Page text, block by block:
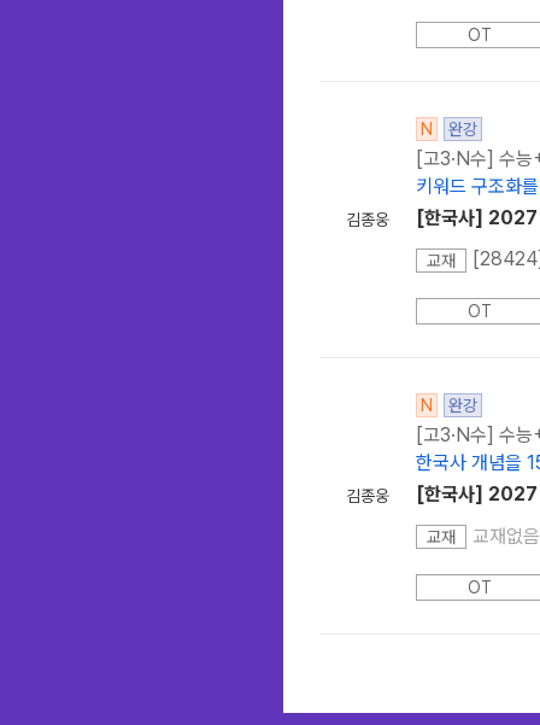
OT
김종웅
N 완강
[고3·N수] 수
키워드 구조화
[한국사] 2027
교재
OT
김종웅
N 완강
[고3·N수] 수
한국사 개념을
[한국사] 2027
교재 교재없음
OT